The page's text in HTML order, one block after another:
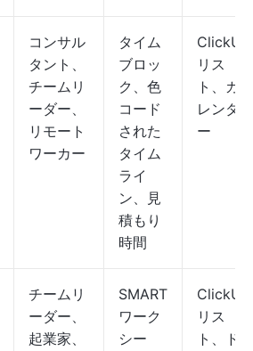
コンサル
タント、
チームリ
ーダー、
リモート
ワーカー
タイム
ブロッ
ク、色
コード
された
タイム
ライ
ン、見
積もり
時間
ClickUp
リス
ト、カ
レンダ
ー
チームリ
ーダー、
起業家、
SMART
ワーク
シー
ClickUp
リス
ト、ド